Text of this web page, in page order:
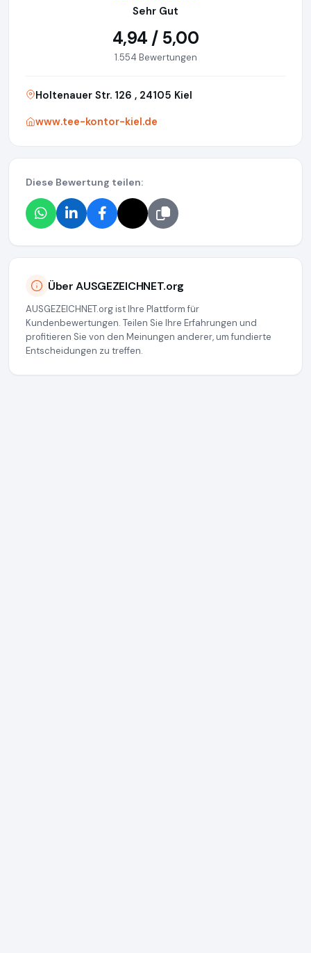
Sehr Gut
4,94 / 5,00
1.554 Bewertungen
Holtenauer Str. 126 , 24105 Kiel
www.tee-kontor-kiel.de
Diese Bewertung teilen:
Über AUSGEZEICHNET.org
AUSGEZEICHNET.org ist Ihre Plattform für
Kundenbewertungen. Teilen Sie Ihre Erfahrungen und
profitieren Sie von den Meinungen anderer, um fundierte
Entscheidungen zu treffen.